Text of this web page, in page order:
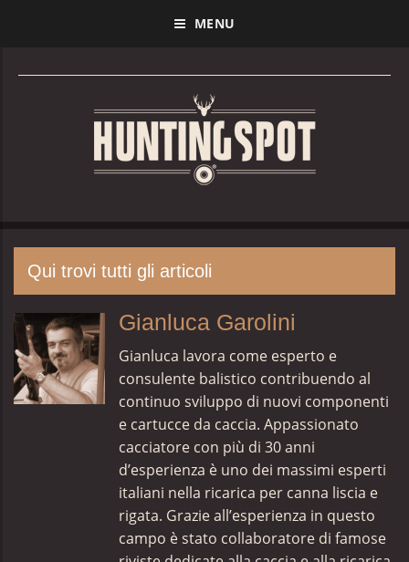
MENU
Qui trovi tutti gli articoli
Gianluca Garolini
Gianluca lavora come esperto e
consulente balistico contribuendo al
continuo sviluppo di nuovi componenti
e cartucce da caccia. Appassionato
cacciatore con più di 30 anni
d’esperienza è uno dei massimi esperti
italiani nella ricarica per canna liscia e
rigata. Grazie all’esperienza in questo
campo è stato collaboratore di famose